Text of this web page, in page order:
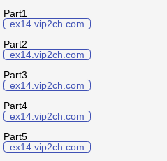
Part1
ex14.vip2ch.com
Part2
ex14.vip2ch.com
Part3
ex14.vip2ch.com
Part4
ex14.vip2ch.com
Part5
ex14.vip2ch.com